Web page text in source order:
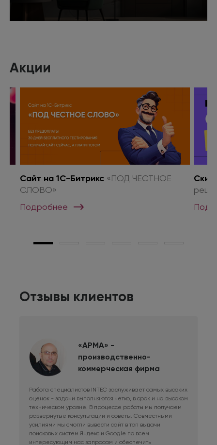
Подробнее
Акции
Сайт на 1С-Битрикс«ПОД ЧЕСТНОЕ
СЛОВО»
Подробнее
Отзывы клиентов
«АРМА» -
производственно-
коммерческая фирма
Работа специалистов INTEC заслуживает самых высоких
оценок - задачи выполняются четко, в срок и на высоком
техническом уровне. В процессе работы мы получаем
развернутые консультации и советы. Совместными
усилиями мы смогли вывести сайт в топ выдачи
поисковых систем Яндекс и Google по всем
интересующим нас запросам и обеспечить